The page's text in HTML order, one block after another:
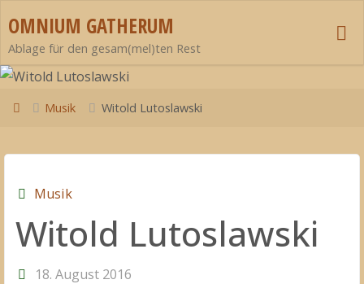
Inhalt
springen
OMNIUM GATHERUM
Ablage für den gesam(mel)ten Rest
StartMusik Witold Lutoslawski
Musik
Witold Lutoslawski
18. August 2016